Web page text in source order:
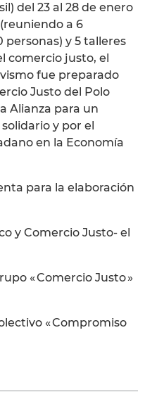
del 23 al 28 de enero
a 6
y 5 talleres
comercio justo, el
fue preparado
Justo del Polo
Alianza para un
y por el
en la Economía
para la elaboración
y Comercio Justo- el
« Comercio Justo »
« Compromiso